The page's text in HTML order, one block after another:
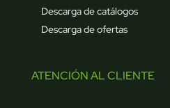
Descarga de catálogos
Descarga de ofertas
ATENCIÓN AL CLIENTE